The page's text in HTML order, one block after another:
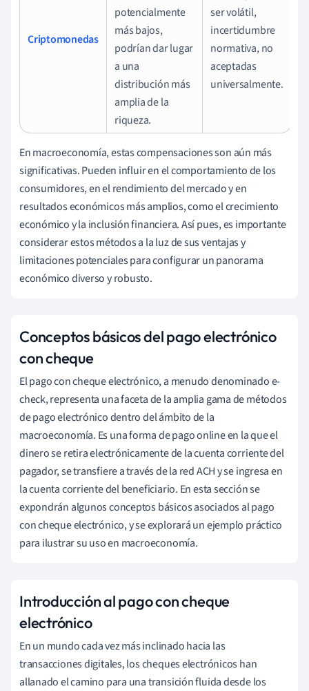
Criptomonedas
potencialmente
más bajos,
podrían dar lugar
a una
distribución más
amplia de la
riqueza.
ser volátil,
incertidumbre
normativa, no
aceptadas
universalmente.
En macroeconomía, estas compensaciones son aún más
significativas. Pueden influir en el comportamiento de los
consumidores, en el rendimiento del mercado y en
resultados económicos más amplios, como el crecimiento
económico y la inclusión financiera. Así pues, es importante
considerar estos métodos a la luz de sus ventajas y
limitaciones potenciales para configurar un panorama
económico diverso y robusto.
Conceptos básicos del pago electrónico
con cheque
El pago con cheque electrónico, a menudo denominado e-
check, representa una faceta de la amplia gama de métodos
de pago electrónico dentro del ámbito de la
macroeconomía. Es una forma de pago online en la que el
dinero se retira electrónicamente de la cuenta corriente del
pagador, se transfiere a través de la red ACH y se ingresa en
la cuenta corriente del beneficiario. En esta sección se
expondrán algunos conceptos básicos asociados al pago
con cheque electrónico, y se explorará un ejemplo práctico
para ilustrar su uso en macroeconomía.
Introducción al pago con cheque
electrónico
En un mundo cada vez más inclinado hacia las
transacciones digitales, los cheques electrónicos han
allanado el camino para una transición fluida desde los